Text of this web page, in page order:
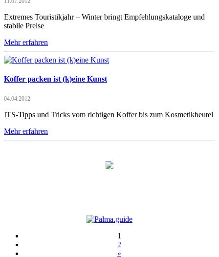
Extremes Touristikjahr – Winter bringt Empfehlungskataloge und
stabile Preise
Mehr erfahren
Koffer packen ist (k)eine Kunst
04.04.2012
ITS-Tipps und Tricks vom richtigen Koffer bis zum Kosmetikbeutel
Mehr erfahren
1
2
»